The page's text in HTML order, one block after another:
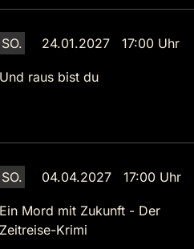
SO. 24.01.2027 17:00 Uhr
Und raus bist du
SO. 04.04.2027 17:00 Uhr
Ein Mord mit Zukunft - Der
Zeitreise-Krimi